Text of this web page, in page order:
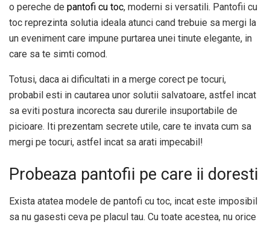
o pereche de pantofi cu toc, moderni si versatili. Pantofii cu
toc reprezinta solutia ideala atunci cand trebuie sa mergi la
un eveniment care impune purtarea unei tinute elegante, in
care sa te simti comod.
Totusi, daca ai dificultati in a merge corect pe tocuri,
probabil esti in cautarea unor solutii salvatoare, astfel incat
sa eviti postura incorecta sau durerile insuportabile de
picioare. Iti prezentam secrete utile, care te invata cum sa
mergi pe tocuri, astfel incat sa arati impecabil!
Probeaza pantofii pe care ii doresti
Exista atatea modele de pantofi cu toc, incat este imposibil
sa nu gasesti ceva pe placul tau. Cu toate acestea, nu orice